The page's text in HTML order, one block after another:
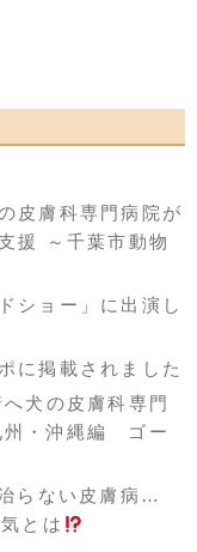
皮膚科専門病院が
援 ～千葉市動物
ショー」に出演し
に掲載されました
犬の皮膚科専門
州・沖縄編 ゴー
らない皮膚病…
とは